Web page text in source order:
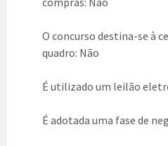
O concurso destina-se à
quadro: Não
É utilizado um leilão
É adotada uma fase de